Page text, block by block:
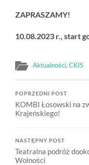
ZAPRASZAMY!
10.08.2023 r., start
Aktualności,CKIS
POPRZEDNI POST
KOMBI Łosowski na
Krajeńskiego!
NASTĘPNY POST
Teatralna podróż
Wolności